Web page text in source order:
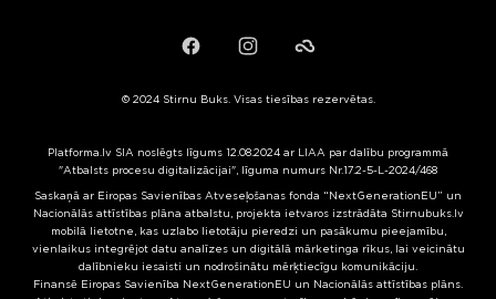
FacebookInstagramFailiem.lv
© 2024 Stirnu Buks. Visas tiesības rezervētas.
Platforma.lv SIA noslēgts līgums 12.08.2024 ar LIAA par dalību programmā
"Atbalsts procesu digitalizācijai", līguma numurs Nr.17.2-5-L-2024/468
Saskaņā ar Eiropas Savienības Atveseļošanas fonda “NextGenerationEU” un
Nacionālās attīstības plāna atbalstu, projekta ietvaros izstrādāta Stirnubuks.lv
mobilā lietotne, kas uzlabo lietotāju pieredzi un pasākumu pieejamību,
vienlaikus integrējot datu analīzes un digitālā mārketinga rīkus, lai veicinātu
dalībnieku iesaisti un nodrošinātu mērķtiecīgu komunikāciju.
Finansē Eiropas Savienība NextGenerationEU un Nacionālās attīstības plāns.